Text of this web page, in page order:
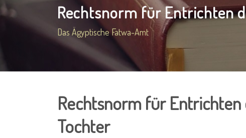
Rechtsnorm für Entrichten
Das Ägyptische Fatwa-Amt
Rechtsnorm für
Tochter